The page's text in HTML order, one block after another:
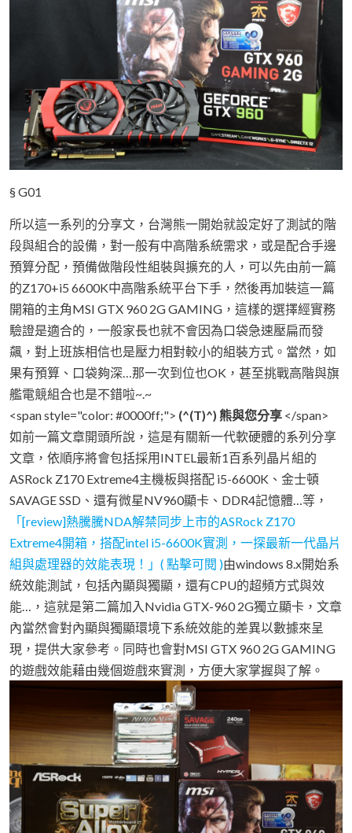
§ G01
所以這一系列的分享文，台灣熊一開始就設定好了測試的階
段與組合的設備，對一般有中高階系統需求，或是配合手邊
預算分配，預備做階段性組裝與擴充的人，可以先由前一篇
的Z170+i5 6600K中高階系統平台下手，然後再加裝這一篇
開箱的主角MSI GTX 960 2G GAMING，這樣的選擇經實務
驗證是適合的，一般家長也就不會因為口袋急速壓扁而發
飆，對上班族相信也是壓力相對較小的組裝方式。當然，如
果有預算、口袋夠深…那一次到位也OK，甚至挑戰高階與旗
艦電競組合也是不錯啦~.~
<span style="color: #0000ff;"> (^(T)^) 熊與您分享 </span>
如前一篇文章開頭所說，這是有關新一代軟硬體的系列分享
文章，依順序將會包括採用INTEL最新1百系列晶片組的
ASRock Z170 Extreme4主機板與搭配 i5-6600K、金士頓
SAVAGE SSD、還有微星NV960顯卡、DDR4記憶體…等，
「[review]熱騰騰NDA解禁同步上市的ASRock Z170
Extreme4開箱，搭配intel i5-6600K實測，一探最新一代晶片
組與處理器的效能表現！」( 點擊可閱 )由windows 8.x開始系
統效能測試，包括內顯與獨顯，還有CPU的超頻方式與效
能…，這就是第二篇加入Nvidia GTX-960 2G獨立顯卡，文章
內當然會對內顯與獨顯環境下系統效能的差異以數據來呈
現，提供大家參考。同時也會對MSI GTX 960 2G GAMING
的遊戲效能藉由幾個遊戲來實測，方便大家掌握與了解。